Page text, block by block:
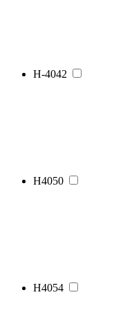
Н-4042
Н4050
Н4054